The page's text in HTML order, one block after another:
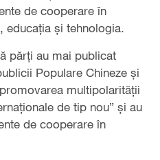
de cooperare în
educația și tehnologia.
părți au mai publicat
Populare Chineze și
multipolarității
de tip nou” și au
de cooperare în